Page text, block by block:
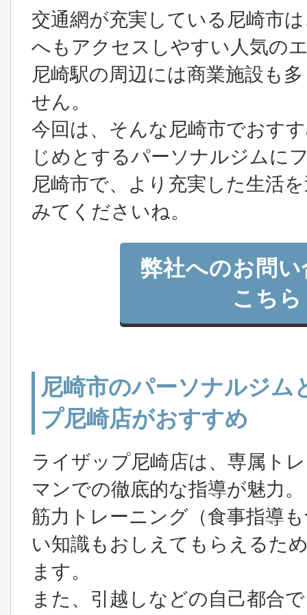
交通網が充実している尼崎市
へもアクセスしやすい人気の
尼崎駅の周辺には商業施設も
せん。
今回は、そんな尼崎市でおす
じめとするパーソナルジムに
尼崎市で、より充実した生活
みてくださいね。
弊社へのお問
こちら
尼崎市のパーソナルジム
プ尼崎店がおすすめ
ライザップ尼崎店は、専属ト
マンでの徹底的な指導が魅力。
筋力トレーニング（食事指導
い知識もおしえてもらえるた
ます。
また、引越しなどの自己都合